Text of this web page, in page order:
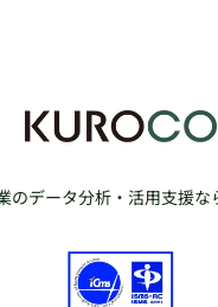
のデータ分析・活用支援な